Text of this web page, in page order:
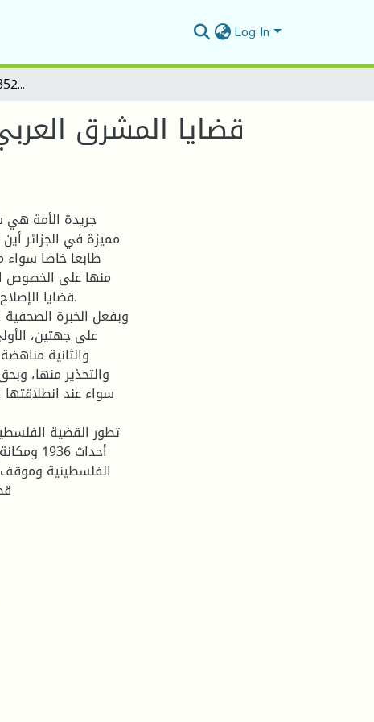
Log In
قضايا المشرق العربي من خلال جريدة الأمة لأبي اليقظان فلسطين ومصر نموذجا 1352-1357هـ/1933-1938م
قضايا المشرق
جريدة الأمة هي
مميزة في الجزائر
طابعا خاصا سواء
قضايا
وبفعل الخبرة
على جهتين،
والثانية
والتحذير منها،
سواء عند
أحداث
الفلسطينية